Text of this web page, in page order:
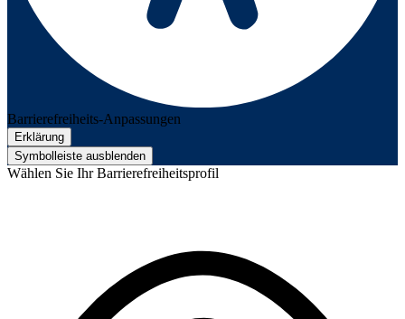
Barrierefreiheits-Anpassungen
Erklärung
Symbolleiste ausblenden
Wählen Sie Ihr Barrierefreiheitsprofil